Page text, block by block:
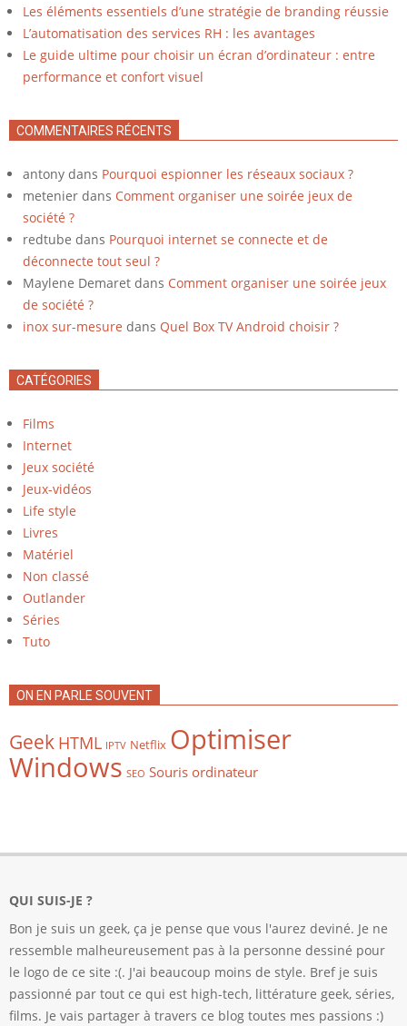
Les éléments essentiels d’une stratégie de branding réussie
L’automatisation des services RH : les avantages
Le guide ultime pour choisir un écran d’ordinateur : entre
performance et confort visuel
COMMENTAIRES RÉCENTS
antony dans Pourquoi espionner les réseaux sociaux ?
metenier dans Comment organiser une soirée jeux de
société ?
redtube dans Pourquoi internet se connecte et de
déconnecte tout seul ?
Maylene Demaret dans Comment organiser une soirée jeux
de société ?
inox sur-mesure dans Quel Box TV Android choisir ?
CATÉGORIES
Films
Internet
Jeux société
Jeux-vidéos
Life style
Livres
Matériel
Non classé
Outlander
Séries
Tuto
ON EN PARLE SOUVENT
Geek HTML IPTV Netflix Optimiser
Windows SEO Souris ordinateur
QUI SUIS-JE ?
Bon je suis un geek, ça je pense que vous l'aurez deviné. Je ne
ressemble malheureusement pas à la personne dessiné pour
le logo de ce site :(. J'ai beaucoup moins de style. Bref je suis
passionné par tout ce qui est high-tech, littérature geek, séries,
films. Je vais partager à travers ce blog toutes mes passions :)